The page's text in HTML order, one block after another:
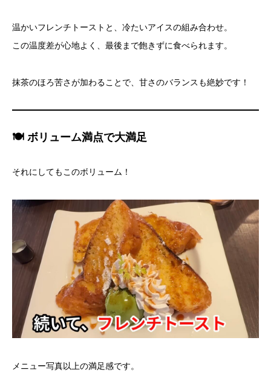
温かいフレンチトーストと、冷たいアイスの組み合わせ。
この温度差が心地よく、最後まで飽きずに食べられます。
抹茶のほろ苦さが加わることで、甘さのバランスも絶妙です！
🍽 ボリューム満点で大満足
それにしてもこのボリューム！
メニュー写真以上の満足感です。